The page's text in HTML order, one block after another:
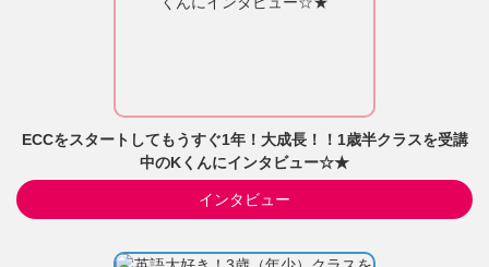
ECCをスタートしてもうすぐ1年！大成長！！1歳半クラスを受講
中のKくんにインタビュー☆★
インタビュー